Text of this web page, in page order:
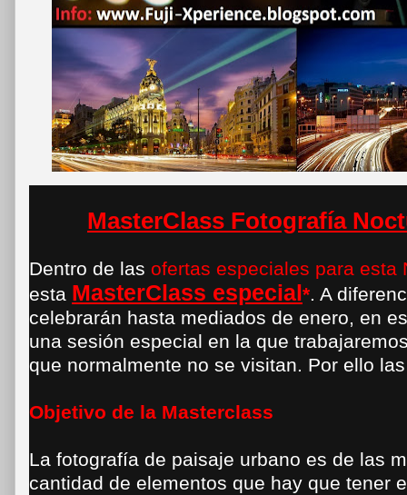
MasterClass Fotografía
Dentro de las ofertas especiales para esta
esta MasterClass especial*. A
celebrarán hasta mediados de enero, en
una sesión especial en la que
que normalmente no se visitan. Por ello
Objetivo de la Masterclass
La fotografía de paisaje urbano es de las
cantidad de elementos que hay que tener